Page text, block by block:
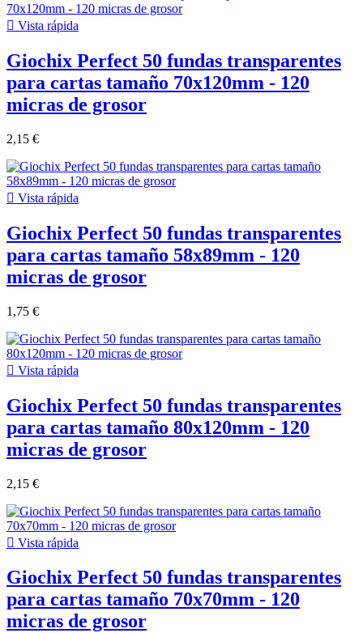
 Vista rápida
Giochix Perfect 50 fundas transparentes
para cartas tamaño 70x120mm - 120
micras de grosor
2,15 €
 Vista rápida
Giochix Perfect 50 fundas transparentes
para cartas tamaño 58x89mm - 120
micras de grosor
1,75 €
 Vista rápida
Giochix Perfect 50 fundas transparentes
para cartas tamaño 80x120mm - 120
micras de grosor
2,15 €
 Vista rápida
Giochix Perfect 50 fundas transparentes
para cartas tamaño 70x70mm - 120
micras de grosor